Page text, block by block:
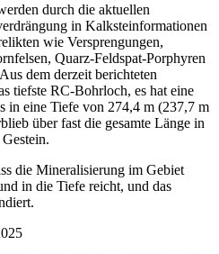
durch die aktuellen
in Kalksteinformationen
wie Versprengungen,
Quarz-Feldspat-Porphyren
dem derzeit berichteten
tiefste RC-Bohrloch, es hat eine
in eine Tiefe von 274,4 m (237,7 m
über fast die gesamte Länge in
die Mineralisierung im Gebiet
in die Tiefe reicht, und das